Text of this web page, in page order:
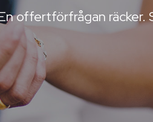
offertförfrågan räcker.